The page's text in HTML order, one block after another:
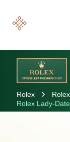
Rolex
Rolex Lady-